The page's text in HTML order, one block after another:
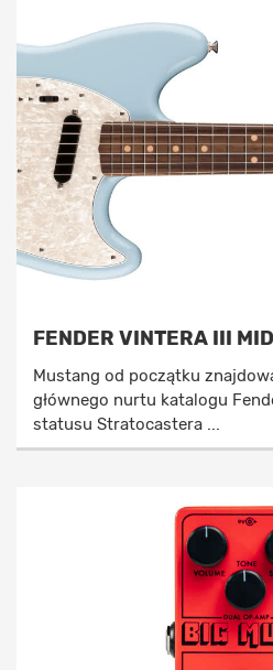
FENDER VINTERA III
Mustang od początku
głównego nurtu katalogu
statusu Stratocastera ...